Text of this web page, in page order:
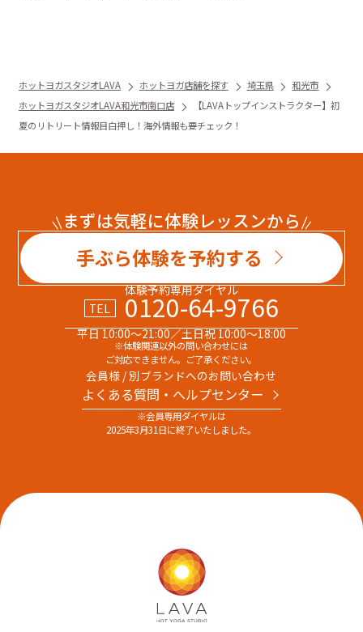
ホットヨガスタジオLAVA ホットヨガ店舗を探す 埼玉県
和光市
ホットヨガスタジオLAVA和光市南口店
【LAVAトップインストラクター】初
夏のリトリート情報目白押し！海外情報も要チェック！
まずは気軽に体験レッスンから
手ぶら体験を予約する
体験予約専用ダイヤル
TEL
0120-64-9766
平日 10:00～21:00／土日祝 10:00～18:00
※体験関連以外の問い合わせには
ご対応できません。ご了承ください。
会員様 / 別ブランドへのお問い合わせ
よくある質問・へルプセンター
※会員専用ダイヤルは
2025年3月31日に終了いたしました。